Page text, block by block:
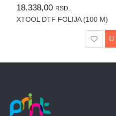
18.338,00 RSD.
XTOOL DTF FOLIJA (100 M)
U